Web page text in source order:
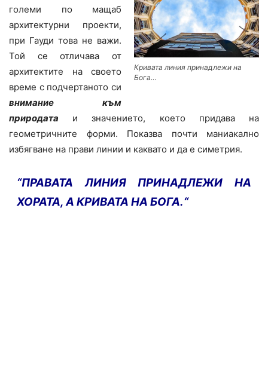
Кривата линия принадлежи на
Бога…
големи по мащаб
архитектурни проекти,
при Гауди това не важи.
Той се отличава от
архитектите на своето
време с подчертаното си
внимание към
природата и значението, което придава на
геометричните форми. Показва почти маниакално
избягване на прави линии и каквато и да е симетрия.
“ПРАВАТА ЛИНИЯ ПРИНАДЛЕЖИ НА
ХОРАТА, А КРИВАТА НА БОГА.“